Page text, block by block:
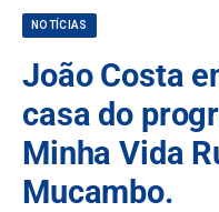
NOTÍCIAS
João Costa
casa do
Minha Vida
Mucambo.